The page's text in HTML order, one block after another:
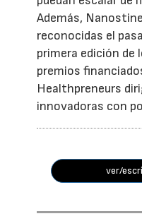
Además,
reconocidas el
primera edición de
premios
Healthpreneurs
innovadoras con
ver/